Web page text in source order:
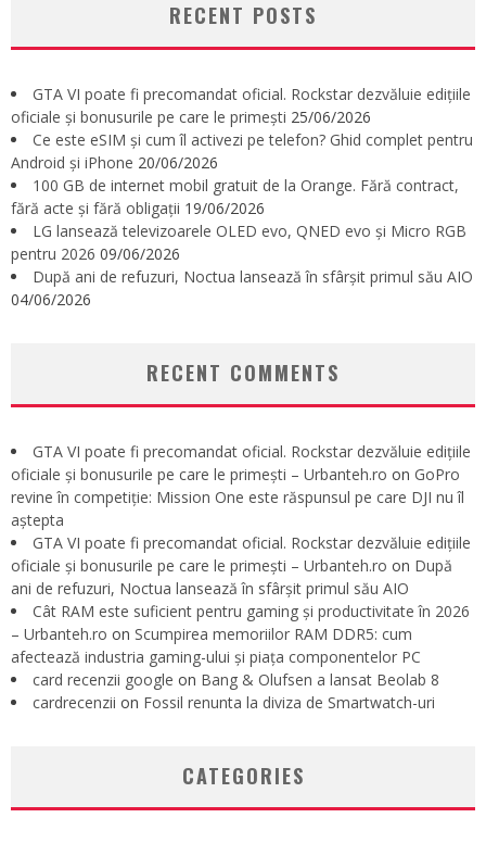
RECENT POSTS
GTA VI poate fi precomandat oficial. Rockstar dezvăluie edițiile
oficiale și bonusurile pe care le primești 25/06/2026
Ce este eSIM și cum îl activezi pe telefon? Ghid complet pentru
Android și iPhone 20/06/2026
100 GB de internet mobil gratuit de la Orange. Fără contract,
fără acte și fără obligații 19/06/2026
LG lansează televizoarele OLED evo, QNED evo și Micro RGB
pentru 2026 09/06/2026
După ani de refuzuri, Noctua lansează în sfârșit primul său AIO
04/06/2026
RECENT COMMENTS
GTA VI poate fi precomandat oficial. Rockstar dezvăluie edițiile
oficiale și bonusurile pe care le primești – Urbanteh.ro on GoPro
revine în competiție: Mission One este răspunsul pe care DJI nu îl
aștepta
GTA VI poate fi precomandat oficial. Rockstar dezvăluie edițiile
oficiale și bonusurile pe care le primești – Urbanteh.ro on După
ani de refuzuri, Noctua lansează în sfârșit primul său AIO
Cât RAM este suficient pentru gaming și productivitate în 2026
– Urbanteh.ro on Scumpirea memoriilor RAM DDR5: cum
afectează industria gaming-ului și piața componentelor PC
card recenzii google on Bang & Olufsen a lansat Beolab 8
cardrecenzii on Fossil renunta la diviza de Smartwatch-uri
CATEGORIES